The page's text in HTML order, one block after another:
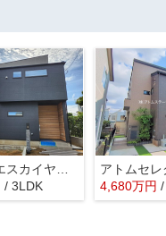
グランドエスカイヤー二宮１丁目 ３号地
/ 3LDK 4,680万円